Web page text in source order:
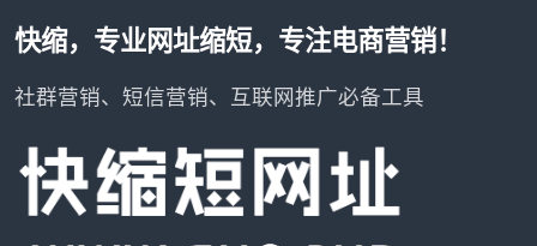
快缩，专业网址缩短，专注电商营销！
社群营销、短信营销、互联网推广必备工具